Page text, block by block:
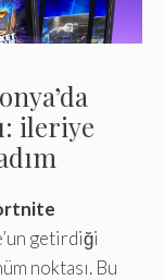
ileriye
getirdiği
noktası. Bu